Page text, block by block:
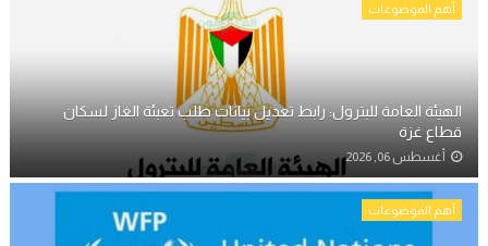
أهم الموضوعات
الهيئة العامة للبترول: رابط تعديل بيانات طلب تعبئة الغاز لسكان
قطاع غزة
أغسطس 06, 2026
أهم الموضوعات